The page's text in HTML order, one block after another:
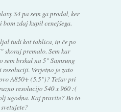
S4 pa sem ga prodal, ker
zdaj kupil cenejšega.
tudi kot tablica, in če po
skoraj premalo. Sem kar
sem brskal na 5" Samsung
Verjetno je zato
A850+ (5.5")? Težav pri
resolucijo 540 x 960 :(
ugodna. Kaj pravite? Bo to